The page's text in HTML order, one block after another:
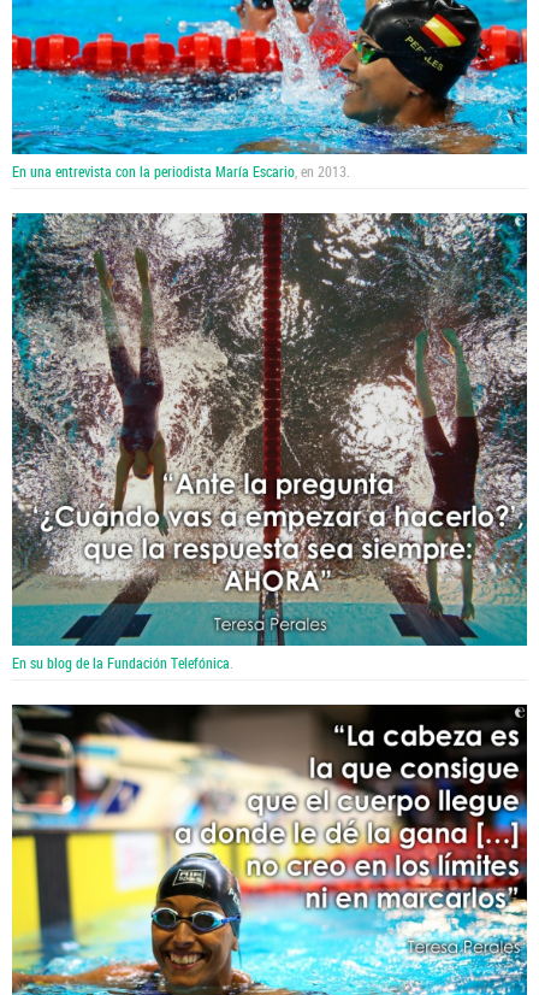
En una entrevista con la periodista María Escario, en 2013.
En su blog de la Fundación Telefónica.